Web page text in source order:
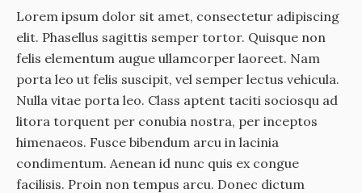
Lorem ipsum dolor sit amet, consectetur adipiscing
elit. Phasellus sagittis semper tortor. Quisque non
felis elementum augue ullamcorper laoreet. Nam
porta leo ut felis suscipit, vel semper lectus vehicula.
Nulla vitae porta leo. Class aptent taciti sociosqu ad
litora torquent per conubia nostra, per inceptos
himenaeos. Fusce bibendum arcu in lacinia
condimentum. Aenean id nunc quis ex congue
facilisis. Proin non tempus arcu. Donec dictum